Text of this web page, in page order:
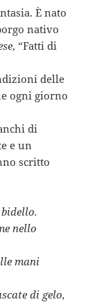
È nato
nativo
, “Fatti di
delle
ogni giorno
di
e un
scritto
nello
mani
di gelo,